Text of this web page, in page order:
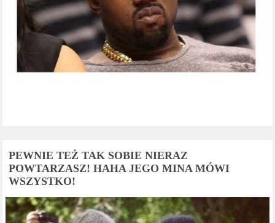
PEWNIE TEŻ TAK SOBIE NIERAZ
POWTARZASZ! HAHA JEGO MINA MÓWI
WSZYSTKO!